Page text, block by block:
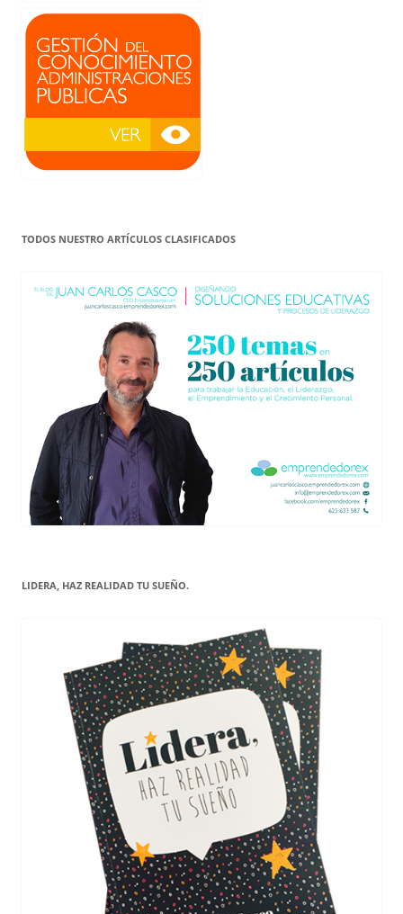
TODOS NUESTRO ARTÍCULOS CLASIFICADOS
LIDERA, HAZ REALIDAD TU SUEÑO.